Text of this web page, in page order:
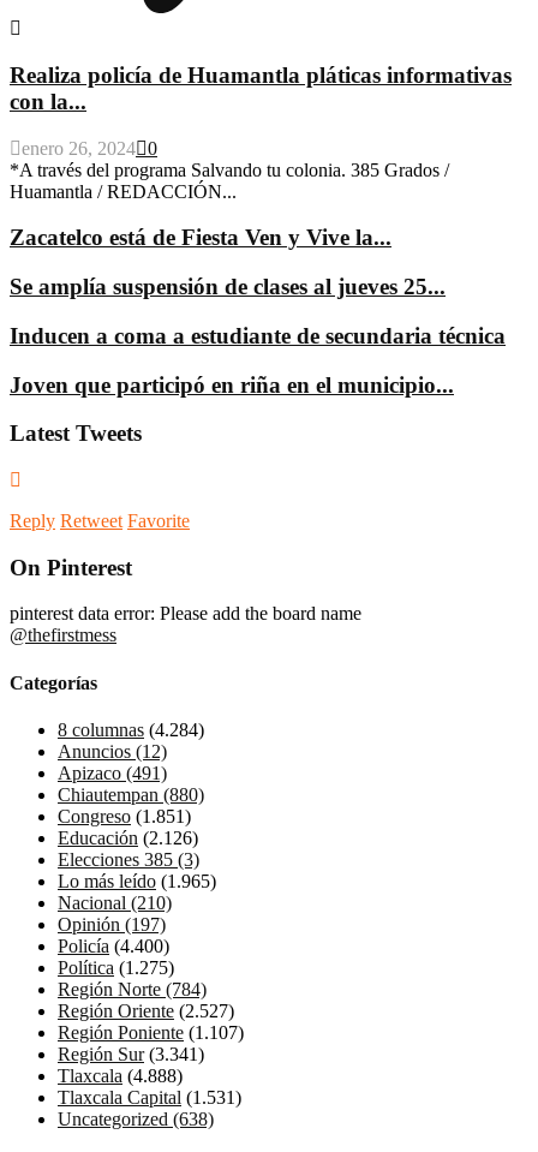
Realiza policía de Huamantla pláticas informativas
con la...
enero 26, 2024 0
*A través del programa Salvando tu colonia. 385 Grados /
Huamantla / REDACCIÓN...
Zacatelco está de Fiesta Ven y Vive la...
Se amplía suspensión de clases al jueves 25...
Inducen a coma a estudiante de secundaria técnica
Joven que participó en riña en el municipio...
Latest Tweets
Reply Retweet Favorite
On Pinterest
pinterest data error: Please add the board name
@thefirstmess
Categorías
8 columnas (4.284)
Anuncios (12)
Apizaco (491)
Chiautempan (880)
Congreso (1.851)
Educación (2.126)
Elecciones 385 (3)
Lo más leído (1.965)
Nacional (210)
Opinión (197)
Policía (4.400)
Política (1.275)
Región Norte (784)
Región Oriente (2.527)
Región Poniente (1.107)
Región Sur(3.341)
Tlaxcala (4.888)
Tlaxcala Capital (1.531)
Uncategorized (638)